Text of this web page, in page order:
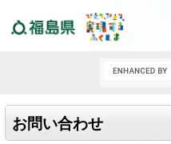
お問い合わせ